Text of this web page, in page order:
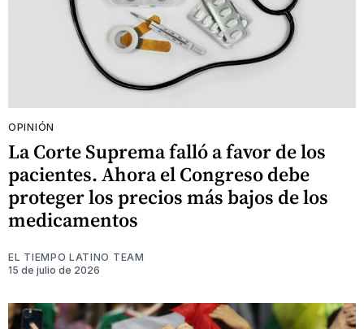
OPINIÓN
La Corte Suprema falló a favor de los
pacientes. Ahora el Congreso debe
proteger los precios más bajos de los
medicamentos
EL TIEMPO LATINO TEAM
15 de julio de 2026